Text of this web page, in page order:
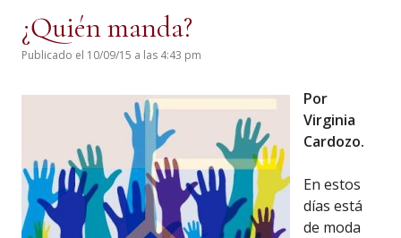
¿Quién manda?
Publicado el 10/09/15 a las 4:43 pm
Por
Virginia
Cardozo.
En estos
días está
de moda